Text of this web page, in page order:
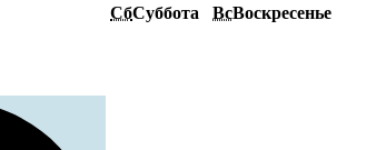
СбСуббота ВсВоскресенье